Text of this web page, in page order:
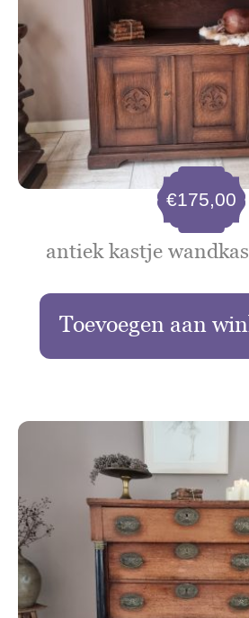
antiek kastje
€175,00
Toevoegen aan